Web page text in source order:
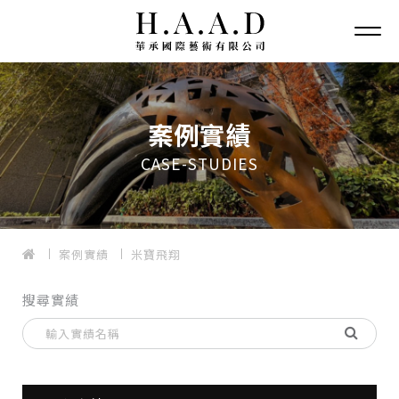
案例實績
CASE-STUDIES
案例實績 米寶飛翔
搜尋實績